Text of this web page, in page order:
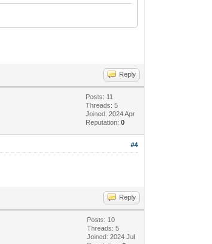
Reply
Posts: 11
Threads: 5
Joined: 2024 Apr
Reputation:0
#4
Reply
Posts: 10
Threads: 5
Joined: 2024 Jul